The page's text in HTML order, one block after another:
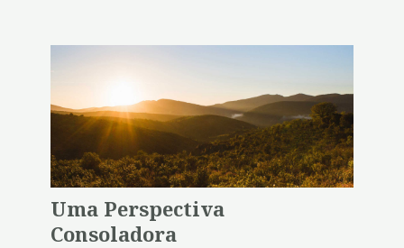
Uma Perspectiva
Consoladora